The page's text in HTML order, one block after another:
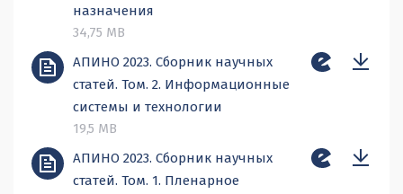
назначения
34,75 MB
АПИНО 2023. Сборник научных
статей. Том. 2. Информационные
системы и технологии
19,5 MB
АПИНО 2023. Сборник научных
статей. Том. 1. Пленарное